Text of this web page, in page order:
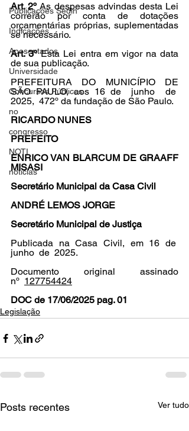
Publicações Sedin
Indicações
Aposentados
Universidade
Concursos Públicos
no
congresso
NOTI
noticias
Art. 2º As despesas advindas desta Lei
correrão por conta de dotações
orçamentárias próprias, suplementadas
se necessário.
Art. 3º Esta Lei entra em vigor na data
de sua publicação.
PREFEITURA DO MUNICÍPIO DE
SÃO PAULO, aos 16 de  junho  de
2025,  472º da fundação de São Paulo.
RICARDO NUNES
PREFEITO
ENRICO VAN BLARCUM DE GRAAFF
MISASI
Secretário Municipal da Casa Civil
ANDRÉ LEMOS JORGE
Secretário Municipal de Justiça
Publicada na Casa Civil, em 16 de
junho  de  2025.
Documento original assinado
nº 127754424
DOC de 17/06/2025 pag. 01
Legislação
Posts recentes Ver tudo